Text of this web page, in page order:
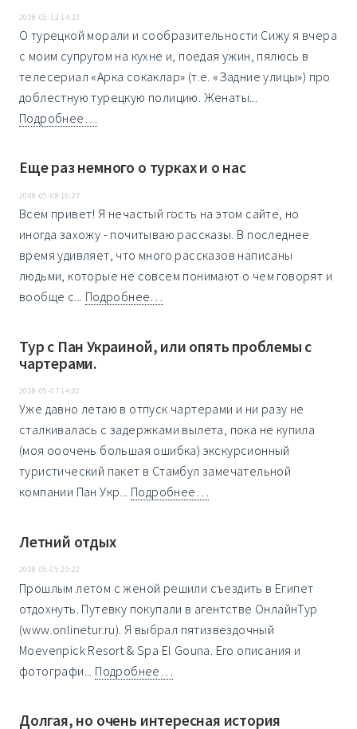
2008-05-12 14:33
О турецкой морали и сообразительности Сижу я вчера
с моим супругом на кухне и, поедая ужин, пялюсь в
телесериал «Арка сокаклар» (т.е. «Задние улицы») про
доблестную турецкую полицию. Женаты...
Подробнее…
Еще раз немного о турках и о нас
2008-05-08 16:27
Всем привет! Я нечастый гость на этом сайте, но
иногда захожу - почитываю рассказы. В последнее
время удивляет, что много рассказов написаны
людьми, которые не совсем понимают о чем говорят и
вообще с... Подробнее…
Тур с Пан Украиной, или опять проблемы с
чартерами.
2008-05-07 14:02
Уже давно летаю в отпуск чартерами и ни разу не
сталкивалась с задержками вылета, пока не купила
(моя ооочень большая ошибка) экскурсионный
туристический пакет в Стамбул замечательной
компании Пан Укр... Подробнее…
Летний отдых
2008-05-05 20:22
Прошлым летом с женой решили съездить в Египет
отдохнуть. Путевку покупали в агентстве ОнлайнТур
(www.onlinetur.ru). Я выбрал пятизвездочный
Moevenpick Resort & Spa El Gouna. Его описания и
фотографи... Подробнее…
Долгая, но очень интересная история